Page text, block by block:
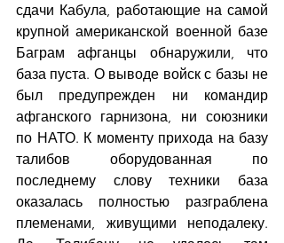
сдачи Кабула, работающие на самой
крупной американской военной базе
Баграм афганцы обнаружили, что
база пуста. О выводе войск с базы не
был предупрежден ни командир
афганского гарнизона, ни союзники
по НАТО. К моменту прихода на базу
талибов оборудованная по
последнему слову техники база
оказалась полностью разграблена
племенами, живущими неподалеку.